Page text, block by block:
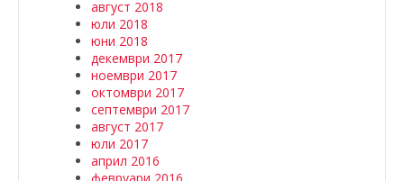
август 2018
юли 2018
юни 2018
декември 2017
ноември 2017
октомври 2017
септември 2017
август 2017
юли 2017
април 2016
февруари 2016